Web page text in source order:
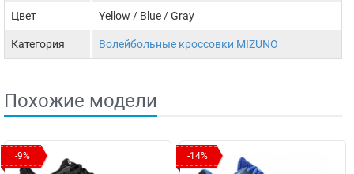
Цвет Yellow / Blue / Gray
Категория Волейбольные кроссовки MIZUNO
Похожие модели
-9% -14%